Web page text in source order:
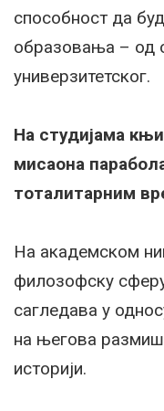
способност да
образовања – од
универзитетског.
На студијама
мисаона
тоталитарним
На академском
филозофску
сагледава у
на његова
историји.